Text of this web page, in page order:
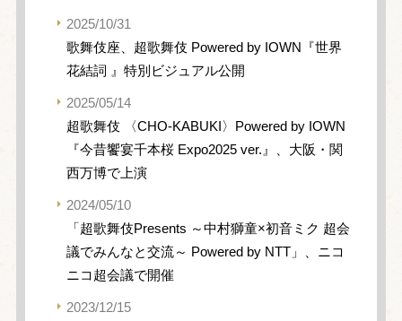
2025/10/31
歌舞伎座、超歌舞伎 Powered by IOWN『世界
花結詞 』特別ビジュアル公開
2025/05/14
超歌舞伎 〈CHO-KABUKI〉Powered by IOWN
『今昔饗宴千本桜 Expo2025 ver.』、大阪・関
西万博で上演
2024/05/10
「超歌舞伎Presents ～中村獅童×初音ミク 超会
議でみんなと交流～ Powered by NTT」、ニコ
ニコ超会議で開催
2023/12/15